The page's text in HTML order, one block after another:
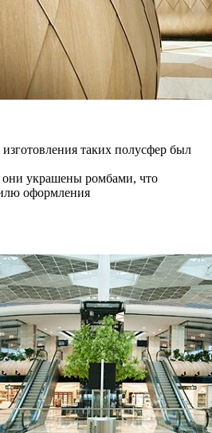
изготовления таких полусфер был
украшены ромбами, что
оформления